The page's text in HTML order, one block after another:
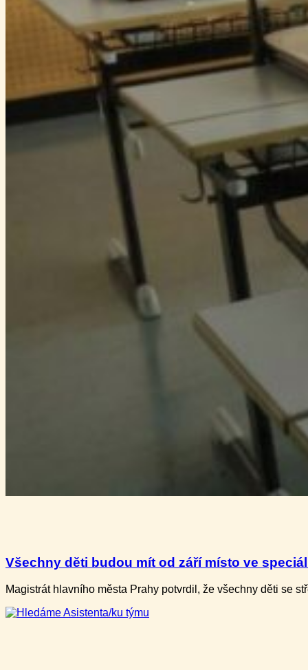
Všechny děti budou mít od září místo ve
Magistrát hlavního města Prahy potvrdil, že všechny děti​ se